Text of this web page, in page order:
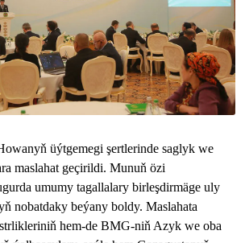
üýtgemegi şertlerinde saglyk we
maslahat geçirildi. Munuň özi
umumy tagallalary birleşdirmäge uly
nobatdaky beýany boldy. Maslahata
hem-de BMG-niň Azyk we oba